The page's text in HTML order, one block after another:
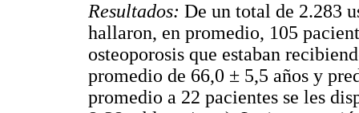
Resultados: De un total de 2.283
hallaron, en promedio, 105
osteoporosis que estaban
promedio de 66,0 ± 5,5 años y
promedio a 22 pacientes se les